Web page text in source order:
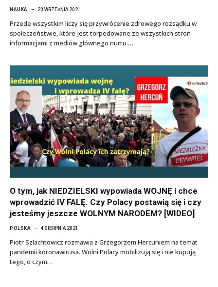
NAUKA 20 WRZEŚNIA 2021
Przede wszystkim liczy się przywrócenie zdrowego rozsądku w
społeczeństwie, które jest torpedowane ze wszystkich stron
informacjami z mediów głównego nurtu.…
O tym, jak NIEDZIELSKI wypowiada WOJNĘ i chce
wprowadzić IV FALĘ. Czy Polacy postawią się i czy
jesteśmy jeszcze WOLNYM NARODEM? [WIDEO]
POLSKA 4 SIERPNIA 2021
Piotr Szlachtowicz rozmawia z Grzegorzem Hercuniem na temat
pandemii koronawirusa. Wolni Polacy mobilizują się i nie kupują
tego, o czym…